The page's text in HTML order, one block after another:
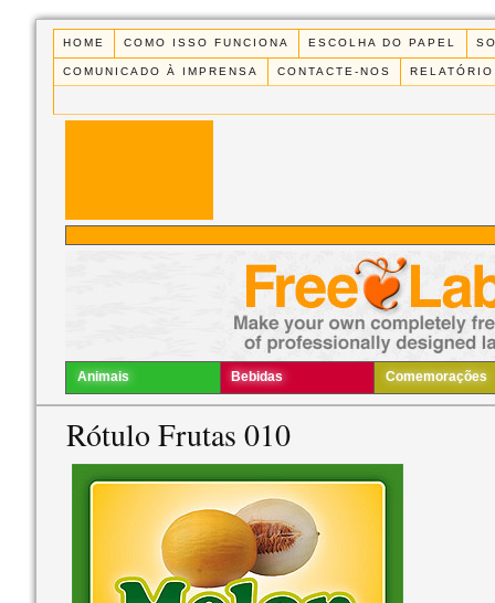
HOME COMO ISSO FUNCIONA ESCOLHA DO PAPEL
COMUNICADO À IMPRENSA CONTACTE-NOS
Animais Bebidas Comemorações
Rótulo Frutas 010